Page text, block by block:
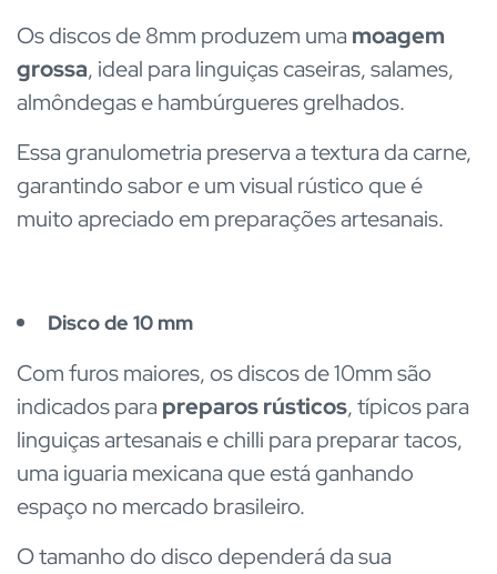
Os discos de 8mm produzem uma moagem
grossa, ideal para linguiças caseiras, salames,
almôndegas e hambúrgueres grelhados.
Essa granulometria preserva a textura da carne,
garantindo sabor e um visual rústico que é
muito apreciado em preparações artesanais.
Disco de 10 mm
Com furos maiores, os discos de 10mm são
indicados para preparos rústicos, típicos para
linguiças artesanais e chilli para preparar tacos,
uma iguaria mexicana que está ganhando
espaço no mercado brasileiro.
O tamanho do disco dependerá da sua